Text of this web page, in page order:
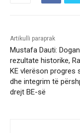
Artikulli paraprak
Mustafa Dauti:
rezultate historike,
KE vlerëson progres
dhe integrim të
drejt BE-së